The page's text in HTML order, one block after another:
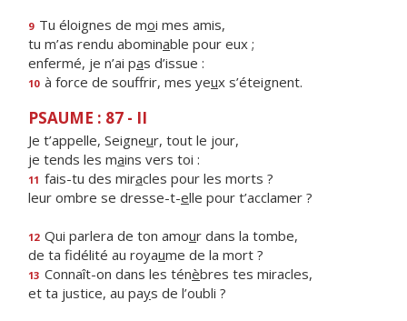
9 Tu éloignes de moi mes amis,
tu m’as rendu abominable pour eux ;
enfermé, je n’ai pas d’issue :
10 à force de souffrir, mes yeux s’éteignent.
PSAUME : 87 - II
Je t’appelle, Seigneur, tout le jour,
je tends les mains vers toi :
11 fais-tu des miracles pour les morts ?
leur ombre se dresse-t-elle pour t’acclamer ?
12 Qui parlera de ton amour dans la tombe,
de ta fidélité au royaume de la mort ?
13 Connaît-on dans les ténèbres tes miracles,
et ta justice, au pays de l’oubli ?